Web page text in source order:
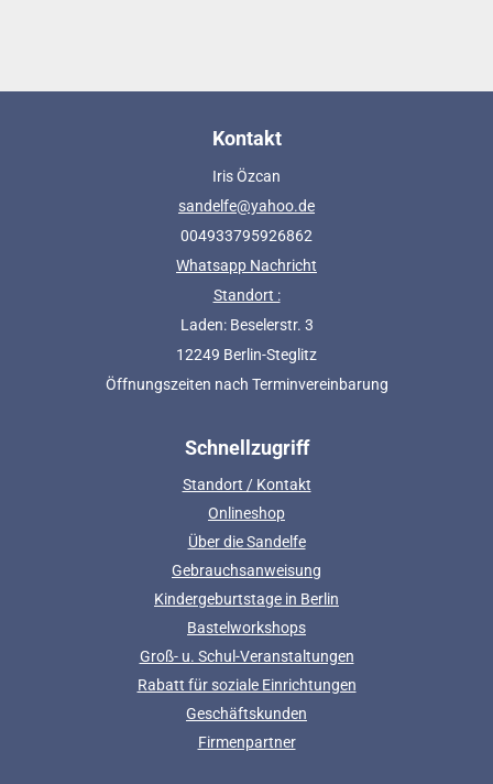
Kontakt
Iris Özcan
sandelfe@yahoo.de
004933795926862
Whatsapp Nachricht
Standort :
Laden: Beselerstr. 3
12249 Berlin-Steglitz
Öffnungszeiten nach Terminvereinbarung
Schnellzugriff
Standort / Kontakt
Onlineshop
Über die Sandelfe
Gebrauchsanweisung
Kindergeburtstage in Berlin
Bastelworkshops
Groß- u. Schul-Veranstaltungen
Rabatt für soziale Einrichtungen
Geschäftskunden
Firmenpartner